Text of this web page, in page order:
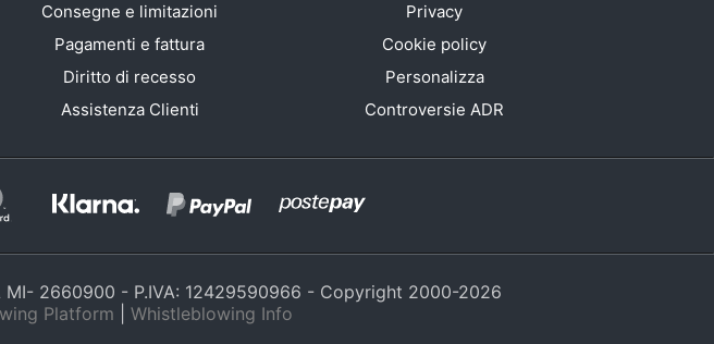
Consegne e limitazioni
Pagamenti e fattura
Diritto di recesso
Assistenza Clienti
Privacy
Cookie policy
Personalizza
Controversie ADR
MI- 2660900 - P.IVA: 12429590966 - Copyright 2000-2026
Platform Whistleblowing Info